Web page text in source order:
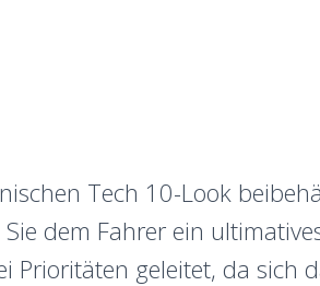
Tech 10-Look
dem Fahrer ein
Prioritäten geleitet, da sich